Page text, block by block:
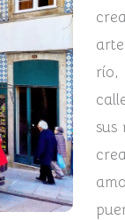
arte.
río,
sus